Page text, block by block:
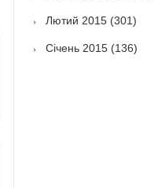
Лютий 2015(301)
Січень 2015(136)